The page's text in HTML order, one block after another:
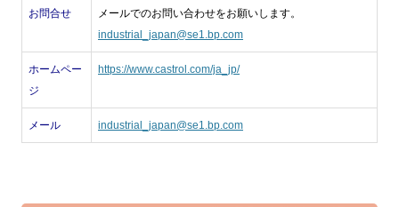
お問合せ
メールでのお問い合わせをお願いします。
industrial_japan@se1.bp.com
ホームペー
ジ
https://www.castrol.com/ja_jp/
メール industrial_japan@se1.bp.com